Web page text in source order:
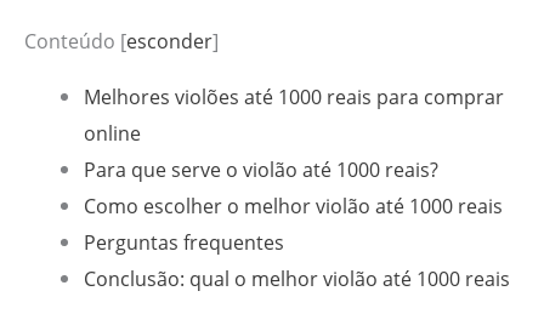
Conteúdo [esconder]
Melhores violões até 1000 reais para comprar
online
Para que serve o violão até 1000 reais?
Como escolher o melhor violão até 1000 reais
Perguntas frequentes
Conclusão: qual o melhor violão até 1000 reais